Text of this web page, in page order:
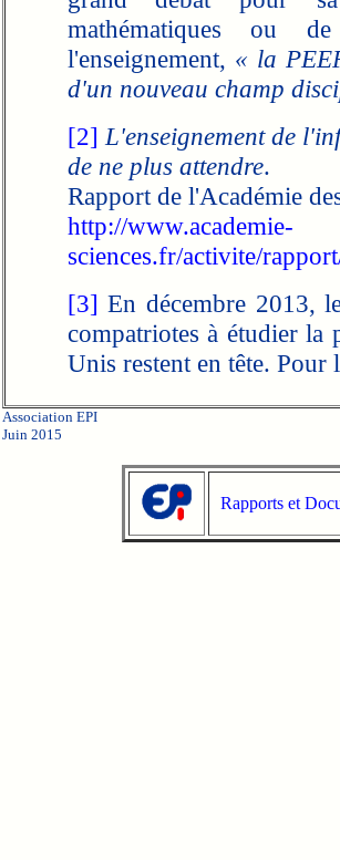
mathématiques ou
l'enseignement, « la
d'un nouveau champ
[2] L'enseignement de
de ne plus attendre.
Rapport de l'Académie
http://www.academie-
sciences.fr/activite/
[3] En décembre 2013,
compatriotes à étudier la
Unis restent en tête. Pour
Association EPI
Juin 2015
Rapports et